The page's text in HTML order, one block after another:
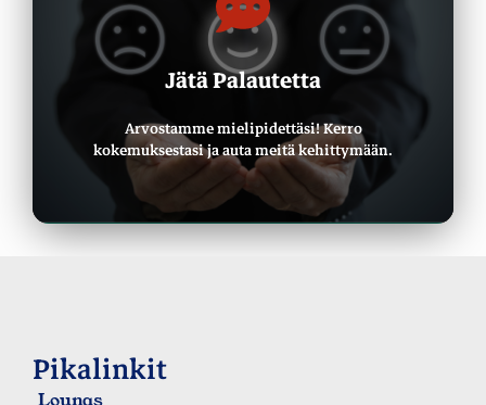
Jätä Palautetta
Arvostamme mielipidettäsi! Kerro
kokemuksestasi ja auta meitä kehittymään.
Anna Palautetta
Pikalinkit
Lounas